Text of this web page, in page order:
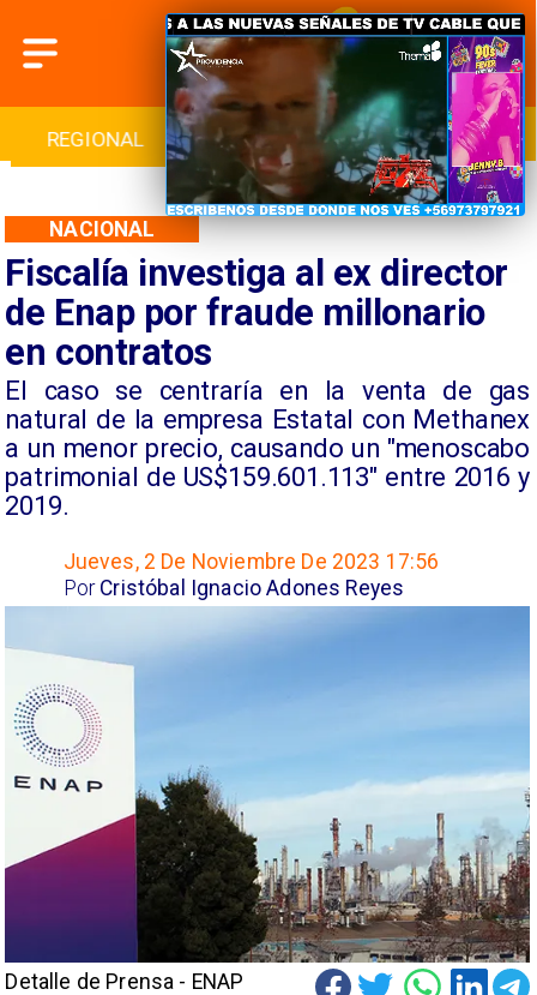
INTERNACIONAL DEPORTES CULTURA
Fiscalía investiga al ex director
de Enap por fraude millonario
en contratos
​El caso se centraría en la venta de gas
natural de la empresa Estatal con Methanex
a un menor precio, causando un "menoscabo
patrimonial de US$159.601.113" entre 2016 y
2019.
NACIONAL
Jueves, 2 De Noviembre De 2023 17:56
Cristóbal Ignacio Adones Reyes
Por
Detalle de Prensa - ENAP